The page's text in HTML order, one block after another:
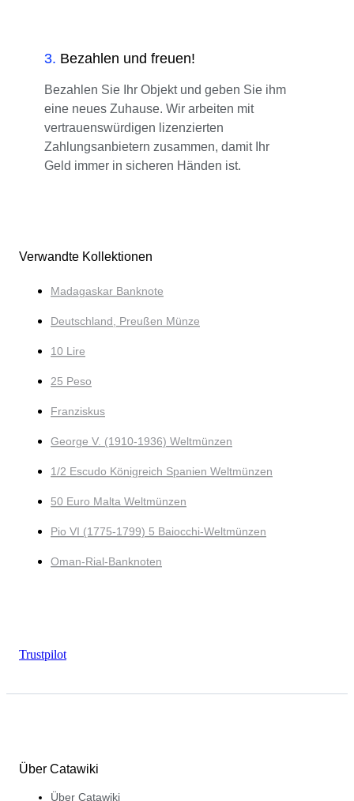
3. Bezahlen und freuen!
Bezahlen Sie Ihr Objekt und geben Sie ihm
eine neues Zuhause. Wir arbeiten mit
vertrauenswürdigen lizenzierten
Zahlungsanbietern zusammen, damit Ihr
Geld immer in sicheren Händen ist.
Verwandte Kollektionen
Madagaskar Banknote
Deutschland, Preußen Münze
10 Lire
25 Peso
Franziskus
George V. (1910-1936) Weltmünzen
1/2 Escudo Königreich Spanien Weltmünzen
50 Euro Malta Weltmünzen
Pio VI (1775-1799) 5 Baiocchi-Weltmünzen
Oman-Rial-Banknoten
Trustpilot
Über Catawiki
Über Catawiki